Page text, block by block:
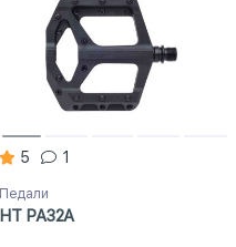
5 1
Педали
HT PA32A